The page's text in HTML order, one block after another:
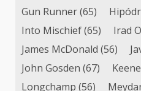
Gun Runner(65)
Into Mischief(65) Irad
James McDonald (56)
John Gosden (67)
Longchamp (56)